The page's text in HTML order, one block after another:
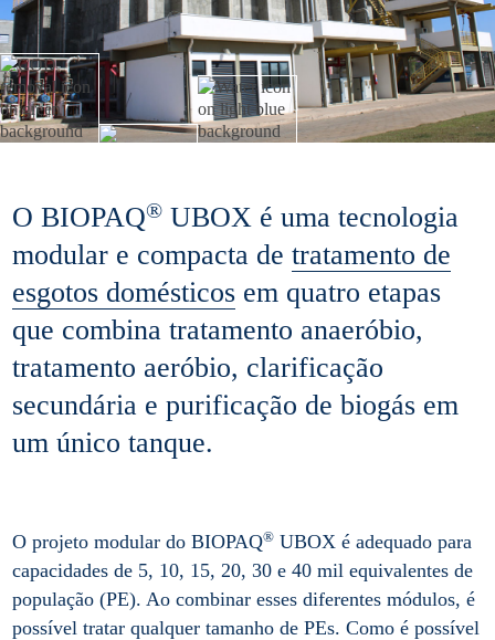
O BIOPAQ® UBOX é uma tecnologia
modular e compacta detratamento de
esgotos domésticos em quatro etapas
que combina tratamento anaeróbio,
tratamento aeróbio, clarificação
secundária e purificação de biogás em
um único tanque.
O projeto modular do BIOPAQ® UBOX é adequado para
capacidades de 5, 10, 15, 20, 30 e 40 mil equivalentes de
população (PE). Ao combinar esses diferentes módulos, é
possível tratar qualquer tamanho de PEs. Como é possível